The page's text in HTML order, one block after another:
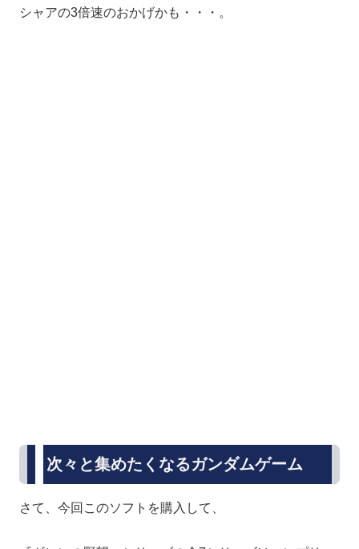
シャアの3倍速のおかげかも・・・。
次々と集めたくなるガンダムゲーム
さて、今回このソフトを購入して、